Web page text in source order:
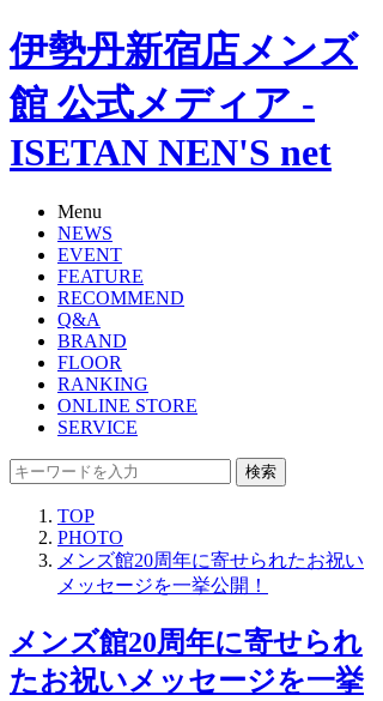
伊勢丹新宿店メンズ
館 公式メディア -
ISETAN NEN'S net
Menu
NEWS
EVENT
FEATURE
RECOMMEND
Q&A
BRAND
FLOOR
RANKING
ONLINE STORE
SERVICE
検索
TOP
PHOTO
メンズ館20周年に寄せられたお祝い
メッセージを一挙公開！
メンズ館20周年に寄せられ
たお祝いメッセージを一挙